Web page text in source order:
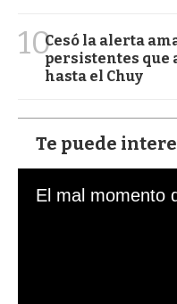
10Cesó la alerta
persistentes que
hasta el Chuy
Te puede